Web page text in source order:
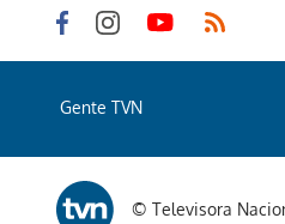
Gente TVN
© Televisora